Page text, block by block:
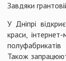
Завдяки
У Дніпрі
краси,
Також